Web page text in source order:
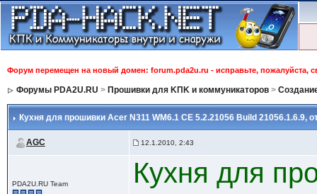
Форум перемещен на новый домен: forum.pda2u.ru - исправьте, пожалуйста,
Форумы PDA2U.RU > Прошивки для KПK и коммуникаторов>
Кухня для прошивки Acer N311 WM6.1 CE 5.2.21056 Build 21056.1.6.9,
AGC 12.1.2010, 2:43
PDA2U.RU Team Кухня для